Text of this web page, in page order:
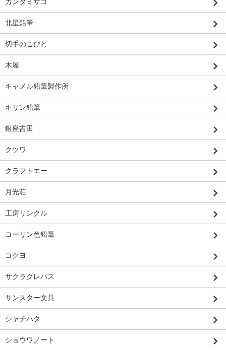
北星鉛筆
切手のこびと
木屋
キャメル鉛筆製作所
キリン鉛筆
銀座吉田
クツワ
クラフトエー
月光荘
工房リンクル
コーリン色鉛筆
コクヨ
サクラクレパス
サンスター文具
シャチハタ
ショウワノート